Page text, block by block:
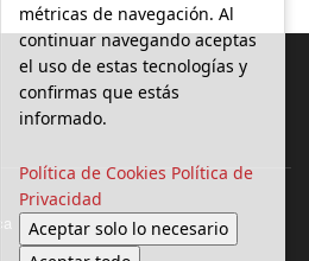
Local
métricas de navegación. Al
continuar navegando aceptas
el uso de estas tecnologías y
confirmas que estás
informado.
Política de Cookies Política de
Privacidad
Aceptar solo lo necesario